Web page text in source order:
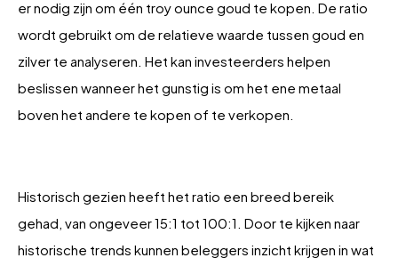
er nodig zijn om één troy ounce goud te kopen. De ratio
wordt gebruikt om de relatieve waarde tussen goud en
zilver te analyseren. Het kan investeerders helpen
beslissen wanneer het gunstig is om het ene metaal
boven het andere te kopen of te verkopen.
Historisch gezien heeft het ratio een breed bereik
gehad, van ongeveer 15:1 tot 100:1. Door te kijken naar
historische trends kunnen beleggers inzicht krijgen in wat